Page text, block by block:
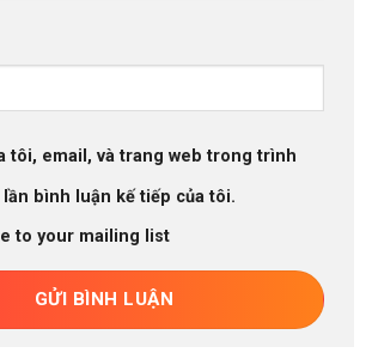
tôi, email, và trang web trong trình
bình luận kế tiếp của tôi.
to your mailing list